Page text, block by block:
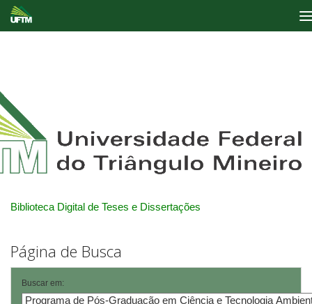
Biblioteca Digital de Teses e Dissertações
Página de Busca
Buscar em: